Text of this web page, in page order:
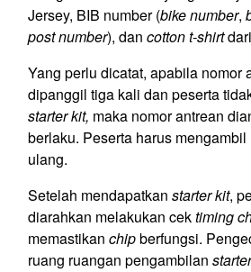
Jersey, BIB number (bike number,
post number), dan cotton t-shirt
Yang perlu dicatat, apabila nomor
dipanggil tiga kali dan peserta
starter kit, maka nomor antrean
berlaku. Peserta harus mengambil
ulang.
Setelah mendapatkan starter kit,
diarahkan melakukan cektiming
memastikan chipberfungsi.
ruang ruangan pengambilan